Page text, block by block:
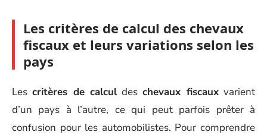
Les critères de calcul des chevaux
fiscaux et leurs variations selon les
pays
Lescritères de calculdeschevaux fiscauxvarient
d’un pays à l’autre, ce qui peut parfois prêter à
confusion pour les automobilistes. Pour comprendre